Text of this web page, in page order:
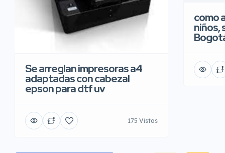
Se arreglan impresoras a4
adaptadas con cabezal
epson para dtf uv
175 Vistas
como
niños,